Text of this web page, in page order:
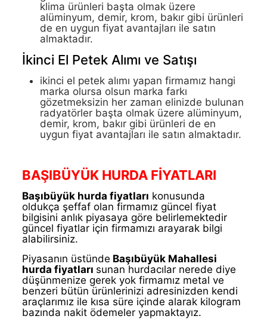
klima ürünleri başta olmak üzere
alüminyum, demir, krom, bakır gibi ürünleri
de en uygun fiyat avantajları ile satın
almaktadır.
İkinci El Petek Alımı ve Satışı
ikinci el petek alımı yapan firmamız hangi
marka olursa olsun marka farkı
gözetmeksizin her zaman elinizde bulunan
radyatörler başta olmak üzere alüminyum,
demir, krom, bakır gibi ürünleri de en
uygun fiyat avantajları ile satın almaktadır.
BAŞIBÜYÜK HURDA FİYATLARI
Başıbüyük hurda fiyatları konusunda
oldukça şeffaf olan firmamız güncel fiyat
bilgisini anlık piyasaya göre belirlemektedir
güncel fiyatlar için firmamızı arayarak bilgi
alabilirsiniz.
Piyasanın üstünde Başıbüyük Mahallesi
hurda fiyatları sunan hurdacılar nerede diye
düşünmenize gerek yok firmamız metal ve
benzeri bütün ürünlerinizi adresinizden kendi
araçlarımız ile kısa süre içinde alarak kilogram
bazında nakit ödemeler yapmaktayız.